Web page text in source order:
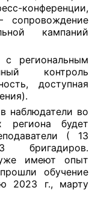
кампаний
региональным
контроль
доступная
наблюдатели во
региона будет
( 13
бригадиров.
имеют опыт
обучение
2023 г., марту